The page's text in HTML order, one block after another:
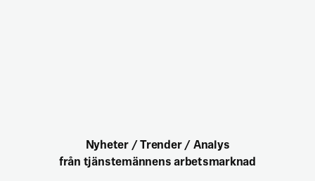
Nyheter / Trender / Analys
från tjänstemännens arbetsmarknad